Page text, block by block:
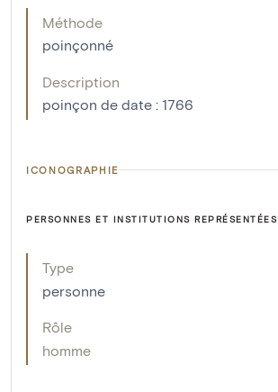
Méthode
poinçonné
Description
poinçon de date : 1766
ICONOGRAPHIE
PERSONNES ET INSTITUTIONS REPRÉSENTÉES
Type
personne
Rôle
homme